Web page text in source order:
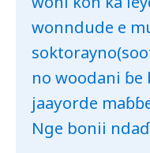
wonndude e
no woodani
jaaƴorde
Nge bonii